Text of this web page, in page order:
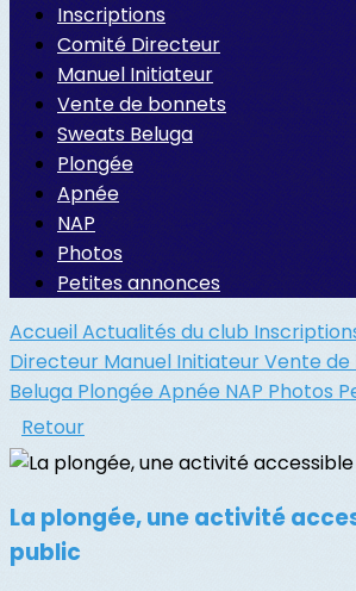
Inscriptions
Comité Directeur
Manuel Initiateur
Vente de bonnets
Sweats Beluga
Plongée
Apnée
NAP
Photos
Petites annonces
AccueilActualités du club
Directeur Manuel InitiateurVente
Beluga Plongée Apnée NAP Photos
Retour
La plongée, une activité
public